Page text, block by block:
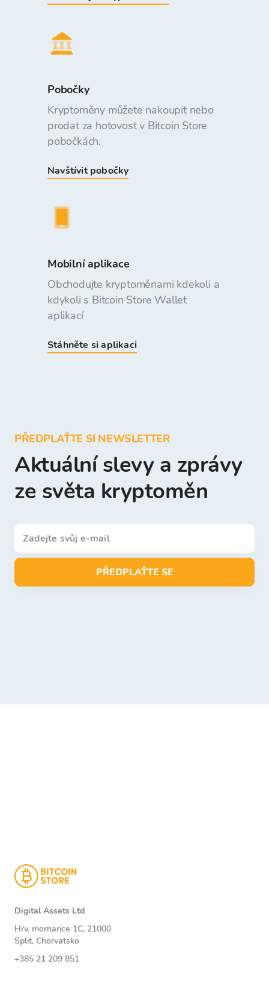
Pobočky
Kryptoměny můžete nakoupit nebo
prodat za hotovost v Bitcoin Store
pobočkách.
Navštívit pobočky
Mobilní aplikace
Obchodujte kryptoměnami kdekoli a
kdykoli s Bitcoin Store Wallet
aplikací
Stáhněte si aplikaci
PŘEDPLAŤTE SI NEWSLETTER
Aktuální slevy a zprávy
ze světa kryptoměn
PŘEDPLAŤTE SE
Digital Assets Ltd
Hrv. mornarice 1C, 21000
Split, Chorvatsko
+385 21 209 851